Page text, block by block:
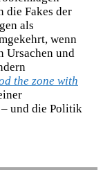
die Fakes der
als
wenn
Ursachen und
the zone with
und die Politik